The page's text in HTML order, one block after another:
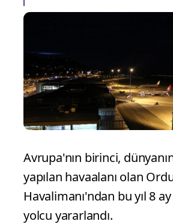
Avrupa'nın birinci,
yapılan havaalanı olan
Havalimanı'ndan bu yıl 8
yolcu yararlandı.